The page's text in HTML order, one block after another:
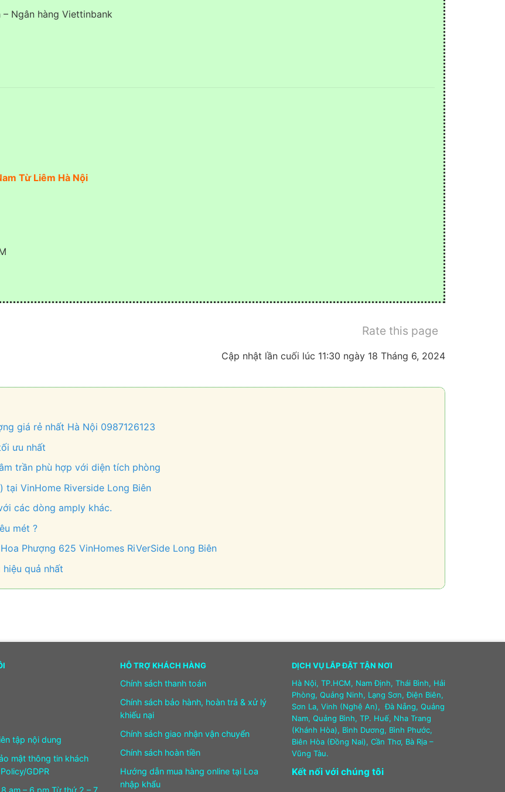
– Ngân hàng Viettinbank
Từ Liêm Hà Nội
Rate this page
Cập nhật lần cuối lúc 11:30 ngày 18 Tháng 6, 2024
giá rẻ nhất Hà Nội 0987126123
ưu nhất
trần phù hợp với diện tích phòng
VinHome Riverside Long Biên
các dòng amply khác.
mét ?
Phượng 625 VinHomes RiVerSide Long Biên
quả nhất
tập nội dung
mật thông tin khách
GDPR
am – 6 pm Từ thứ 2 – 7
HỖ TRỢ KHÁCH HÀNG
Chính sách thanh toán
Chính sách bảo hành, hoàn trả & xử lý
khiếu nại
Chính sách giao nhận vận chuyển
Chính sách hoàn tiền
Hướng dẫn mua hàng online tại Loa
nhập khẩu
DỊCH VỤ LẮP ĐẶT TẬN NƠI
Hà Nội, TP.HCM, Nam Định, Thái Bình, Hải
Phòng, Quảng Ninh, Lạng Sơn, Điện Biên,
Sơn La, Vinh (Nghệ An), Đà Nẵng, Quảng
Nam, Quảng Bình, TP. Huế, Nha Trang
(Khánh Hòa), Bình Dương, Bình Phước,
Biên Hòa (Đồng Nai), Cần Thơ, Bà Rịa –
Vũng Tàu.
Kết nối với chúng tôi